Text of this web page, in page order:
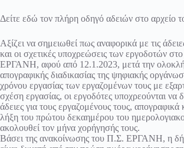
Δείτε εδώ τον πλήρη οδηγό αδειών στο αρχείο
Αξίζει να σημειωθεί πως αναφορικά με τις
και οι σχετικές υποχρεώσεις των εργοδοτών
ΕΡΓΑΝΗ, αφού από 12.1.2023, μετά την
απογραφικής διαδικασίας της ψηφιακής
χρόνου εργασίας των εργαζομένων τους με
σχέση εργασίας, οι εργοδότες υποχρεούνται να
άδειες για τους εργαζομένους τους, απογραφικά
λήξη του πρώτου δεκαημέρου του
ακολουθεί τον μήνα χορήγησής τους.
Βάσει της ανακοίνωσης του Π.Σ. ΕΡΓΑΝΗ, η